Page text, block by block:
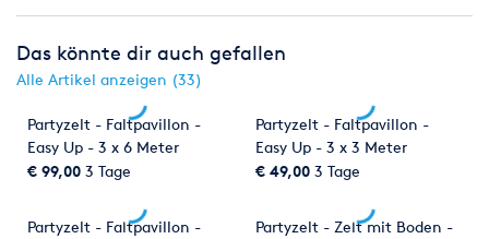
Kinderschminken?
Angefangen von der kleinen
Beschallungsanlage für eine kleine Geburtstagsfeier, bis hin
zum Großevent mit Live Bühne und Trailer Stage.
Limousinenservice
Sie möchten standesgemäß chauffiert
werden? Ob im Lincoln Town Car oder der klassischen S-Klasse
Limousine. Wir fahren mit Ihnen fast überall hin.
Das könnte dir auch gefallen
Alle Artikel anzeigen (33)
Partyzelt - Faltpavillon -
Easy Up - 3 x 6 Meter
€ 99,00 3 Tage
Partyzelt - Faltpavillon -
Easy Up - 3 x 3 Meter
€ 49,00 3 Tage
Partyzelt - Faltpavillon -
Partyzelt - Zelt mit Boden -